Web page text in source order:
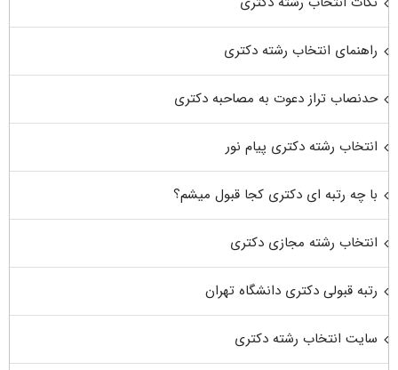
راهنمای انتخاب رشته دکتری
حدنصاب تراز دعوت به مصاحبه دکتری
انتخاب رشته دکتری پیام نور
با چه رتبه ای دکتری کجا قبول میشم؟
انتخاب رشته مجازی دکتری
رتبه قبولی دکتری دانشگاه تهران
سایت انتخاب رشته دکتری